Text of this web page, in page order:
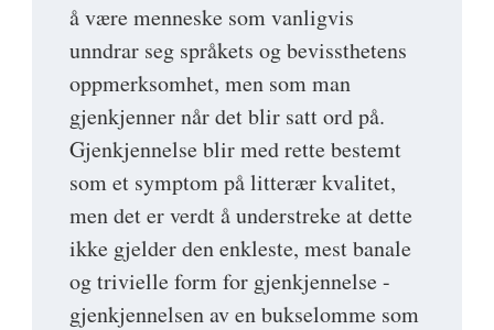
å være menneske som vanligvis
unndrar seg språkets og bevissthetens
oppmerksomhet, men som man
gjenkjenner når det blir satt ord på.
Gjenkjennelse blir med rette bestemt
som et symptom på litterær kvalitet,
men det er verdt å understreke at dette
ikke gjelder den enkleste, mest banale
og trivielle form for gjenkjennelse -
gjenkjennelsen av en bukselomme som